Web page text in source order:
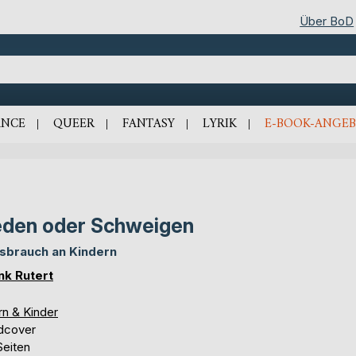
Über BoD
QUEER FANTASY LYRIK E-BOOK-
oder Schweigen
an Kindern
Rutert
& Kinder